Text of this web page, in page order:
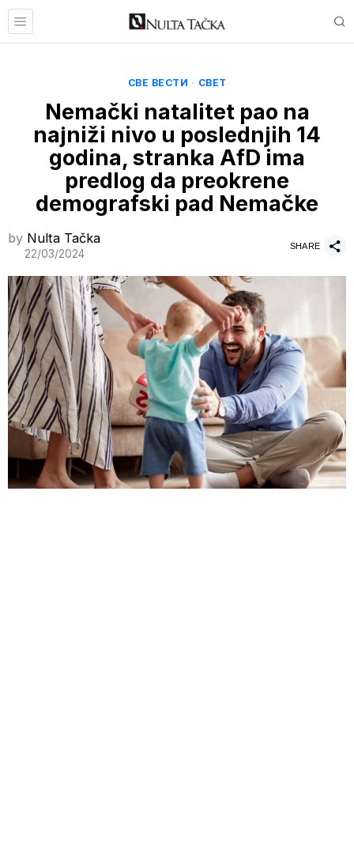
СВЕ ВЕСТИ · СВЕТ
Nemački natalitet pao na
najniži nivo u poslednjih 14
godina, stranka AfD ima
predlog da preokrene
demografski pad Nemačke
by Nulta Tačka
22/03/2024
SHARE